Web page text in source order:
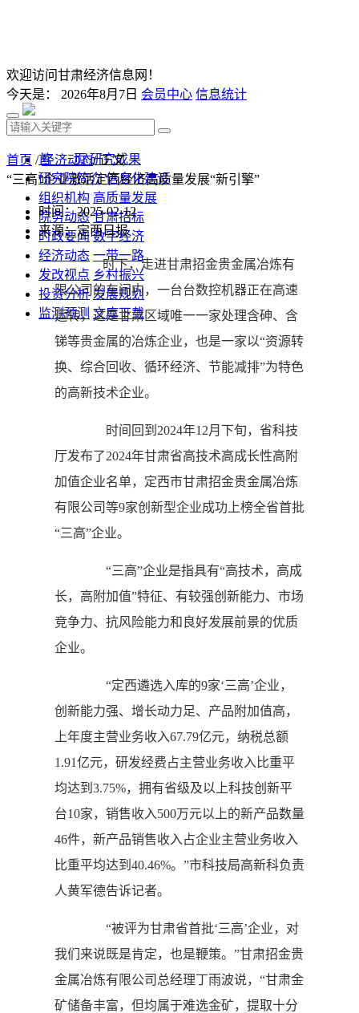
欢迎访问甘肃经济信息网！
今天是： 2026年8月7日 会员中心 信息统计
首 页 研究成果
研究院简介 信息化建设
组织机构 高质量发展
院务动态 甘肃招标
时政要闻 数字经济
经济动态 一带一路
发改视点 乡村振兴
投资分析 发展规划
监测预测 文库下载
首页 /经济动态/ 正文
“三高”企业激活定西经济高质量发展“新引擎”
时间：2025-02-12
来源：定西日报
时下，走进甘肃招金贵金属冶炼有
限公司的车间内，一台台数控机器正在高速
运转，这是甘肃区域唯一一家处理含砷、含
锑等贵金属的冶炼企业，也是一家以“资源转
换、综合回收、循环经济、节能减排”为特色
的高新技术企业。
时间回到2024年12月下旬，省科技
厅发布了2024年甘肃省高技术高成长性高附
加值企业名单，定西市甘肃招金贵金属冶炼
有限公司等9家创新型企业成功上榜全省首批
“三高”企业。
“三高”企业是指具有“高技术，高成
长，高附加值”特征、有较强创新能力、市场
竞争力、抗风险能力和良好发展前景的优质
企业。
“定西遴选入库的9家‘三高’企业，
创新能力强、增长动力足、产品附加值高，
上年度主营业务收入67.79亿元，纳税总额
1.91亿元，研发经费占主营业务收入比重平
均达到3.75%，拥有省级及以上科技创新平
台10家，销售收入500万元以上的新产品数量
46件，新产品销售收入占企业主营业务收入
比重平均达到40.46%。”市科技局高新科负责
人黄军德告诉记者。
“被评为甘肃省首批‘三高’企业，对
我们来说既是肯定，也是鞭策。”甘肃招金贵
金属冶炼有限公司总经理丁雨波说，“甘肃金
矿储备丰富，但均属于难选金矿，提取十分